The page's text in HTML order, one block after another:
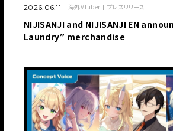
2026.06.11 海外VTuber プレスリリース
NIJISANJI and NIJISANJI EN
Laundry” merchandise